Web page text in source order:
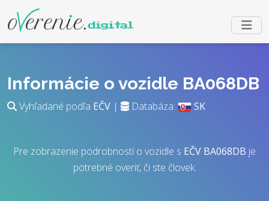
Informácie o vozidle BA068DB
Vyhľadané podľa EČV | Databáza: SK
Pre zobrazenie podrobností o vozidle s EČV BA068DB je
potrebné overiť, či ste človek.